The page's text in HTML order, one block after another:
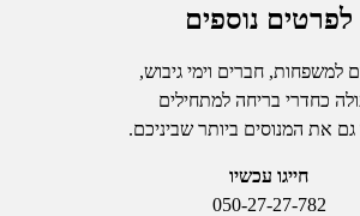
לפרטים נוספים
למשפחות, חברים וימי גיבוש,
כחדרי בריחה למתחילים
גם את המנוסים ביותר שביניכם.
חייגו עכשיו
050-27-27-782